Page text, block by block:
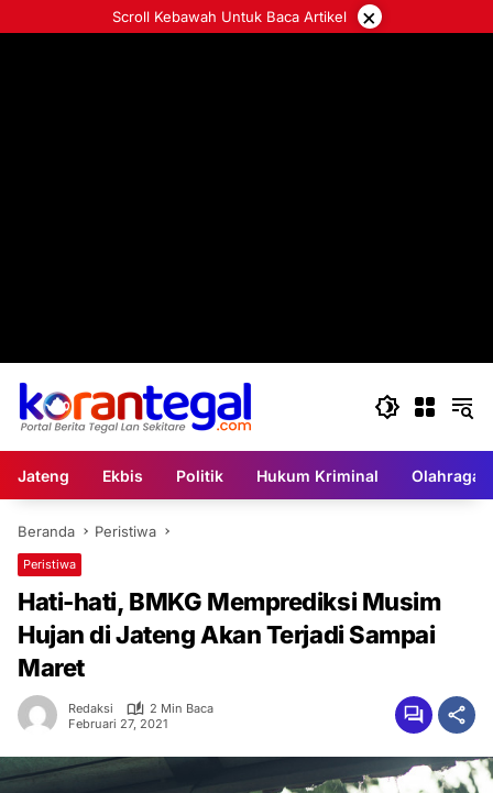
ke
Scroll Kebawah Untuk Baca Artikel ×
Jateng Ekbis Politik Hukum Kriminal Olahraga
Beranda Peristiwa
Peristiwa
Hati-hati, BMKG Memprediksi Musim
Hujan di Jateng Akan Terjadi Sampai
Maret
Redaksi
2 Min Baca
Februari 27, 2021